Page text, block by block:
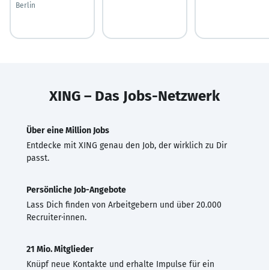
Berlin
XING – Das Jobs-Netzwerk
Über eine Million Jobs
Entdecke mit XING genau den Job, der wirklich zu Dir
passt.
Persönliche Job-Angebote
Lass Dich finden von Arbeitgebern und über 20.000
Recruiter·innen.
21 Mio. Mitglieder
Knüpf neue Kontakte und erhalte Impulse für ein